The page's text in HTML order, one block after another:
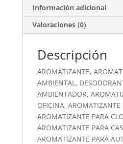
Información adicional
Valoraciones (0)
Descripción
AROMATIZANTE,
AMBIENTAL,
AMBIENTADOR,
OFICINA, AROMATIZANTE
AROMATIZANTE PARA
AROMATIZANTE PARA
AROMATIZANTE PARA